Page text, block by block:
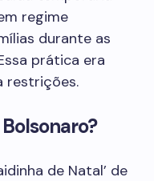
regime
durante as
prática era
restrições.
de Natal’ de